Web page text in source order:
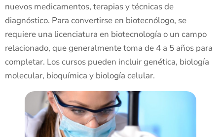
nuevos medicamentos, terapias y técnicas de
diagnóstico. Para convertirse en biotecnólogo, se
requiere una licenciatura en biotecnología o un campo
relacionado, que generalmente toma de 4 a 5 años para
completar. Los cursos pueden incluir genética, biología
molecular, bioquímica y biología celular.